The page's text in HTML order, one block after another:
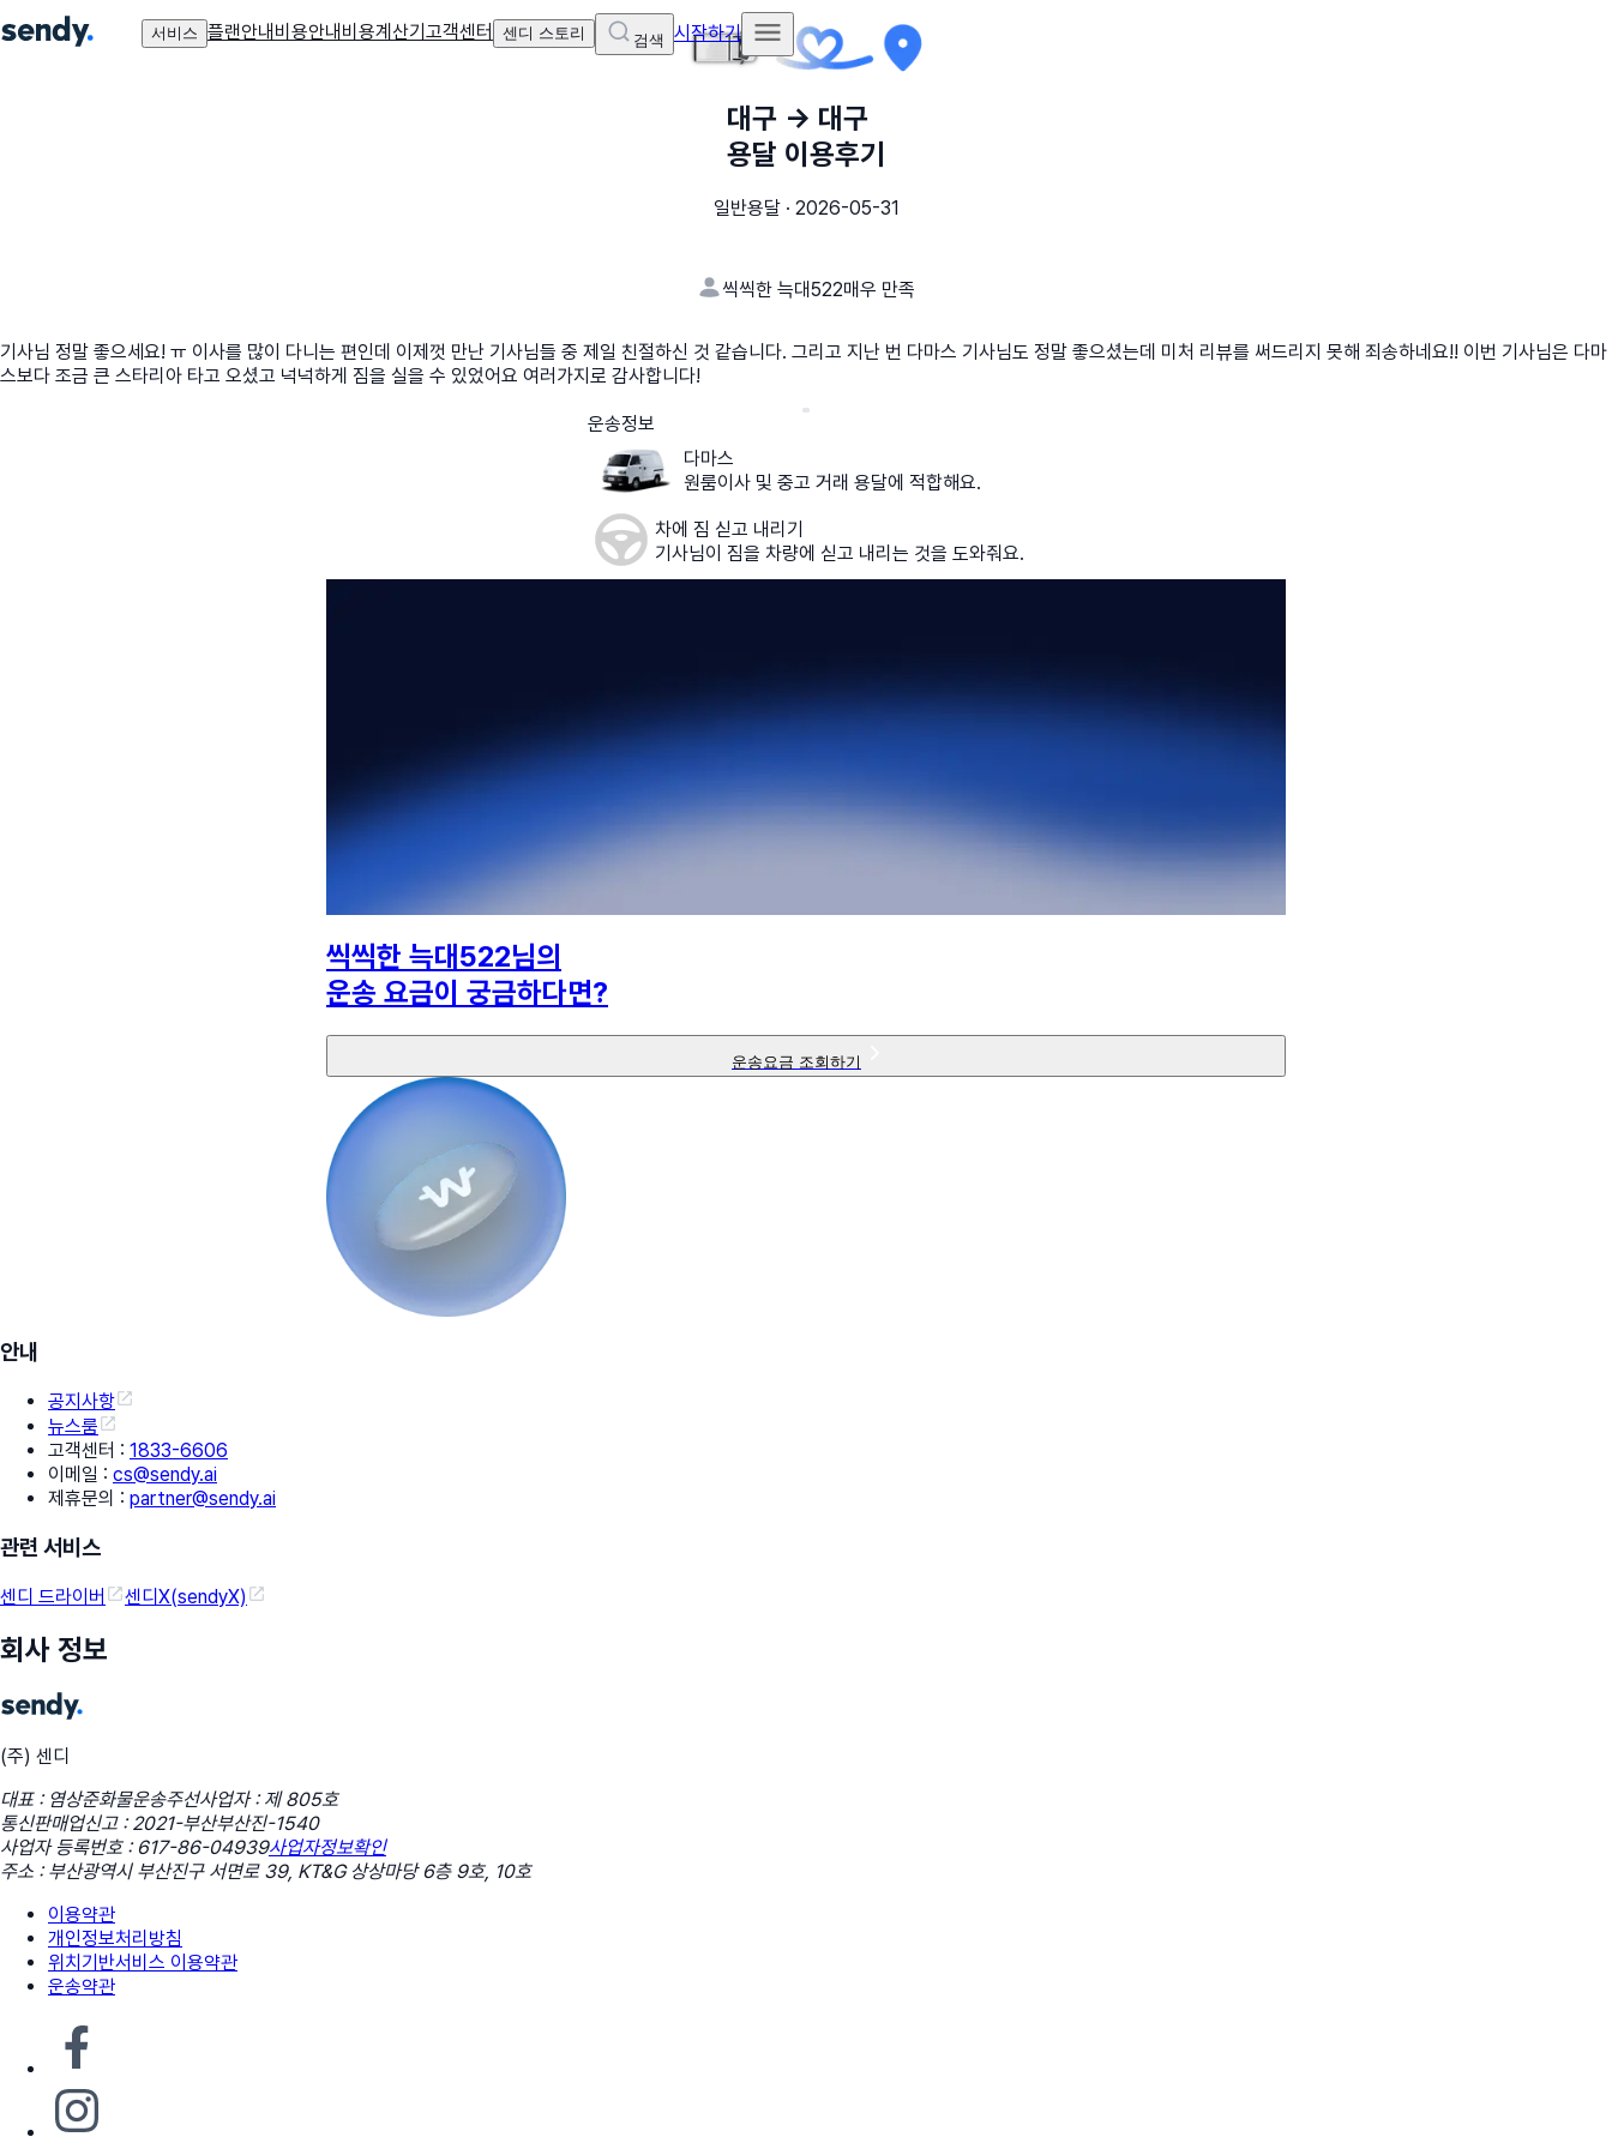
서비스 플랜안내비용안내비용계산기고객센터 센디 스토리 검색 시작하기
대구 → 대구
용달 이용후기
일반용달· 2026-05-31
씩씩한 늑대522매우 만족
기사님 정말 좋으세요! ㅠ 이사를 많이 다니는 편인데 이제껏 만난 기사님들 중 제일 친절하신 것 같습니다. 그리고 지난 번 다마스 기사님도 정말 좋으셨는데 미처 리뷰를 써드리지 못해 죄송하네요!! 이번 기사님은 다마
스보다 조금 큰 스타리아 타고 오셨고 넉넉하게 짐을 실을 수 있었어요 여러가지로 감사합니다!
운송정보
다마스
원룸이사 및 중고 거래 용달에 적합해요.
차에 짐 싣고 내리기
기사님이 짐을 차량에 싣고 내리는 것을 도와줘요.
씩씩한 늑대522님의
운송 요금이 궁금하다면?
운송요금 조회하기
안내
공지사항
뉴스룸
고객센터 : 1833-6606
이메일 : cs@sendy.ai
제휴문의 : partner@sendy.ai
관련 서비스
센디 드라이버 센디X(sendyX)
회사 정보
(주) 센디
대표 : 염상준화물운송주선사업자 : 제 805호
통신판매업신고 : 2021-부산부산진-1540
사업자 등록번호 : 617-86-04939사업자정보확인
주소 : 부산광역시 부산진구 서면로 39, KT&G 상상마당 6층 9호, 10호
이용약관
개인정보처리방침
위치기반서비스 이용약관
운송약관